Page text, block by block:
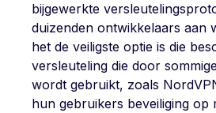
bijgewerkte
duizenden ontwikkelaars aan
het de veiligste optie is die
versleuteling die door
wordt gebruikt, zoals
hun gebruikers beveiliging op